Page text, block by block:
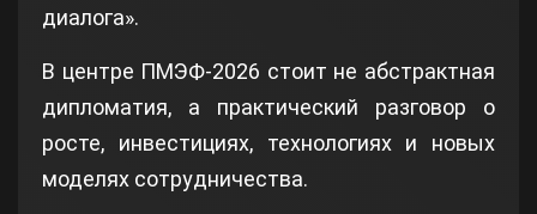
диалога».
В центре ПМЭФ-2026 стоит не абстрактная
дипломатия, а практический разговор о
росте, инвестициях, технологиях и новых
моделях сотрудничества.